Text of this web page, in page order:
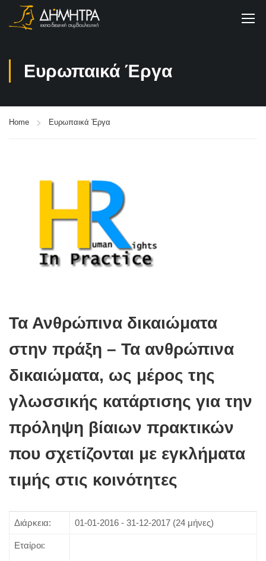
Ευρωπαικά Έργα
Home Ευρωπαικά Έργα
Τα Ανθρώπινα δικαιώματα
στην πράξη – Τα ανθρώπινα
δικαιώματα, ως μέρος της
γλωσσικής κατάρτισης για την
πρόληψη βίαιων πρακτικών
που σχετίζονται με εγκλήματα
τιμής στις κοινότητες
Διάρκεια: 01-01-2016 - 31-12-2017 (24 μήνες)
Εταίροι: